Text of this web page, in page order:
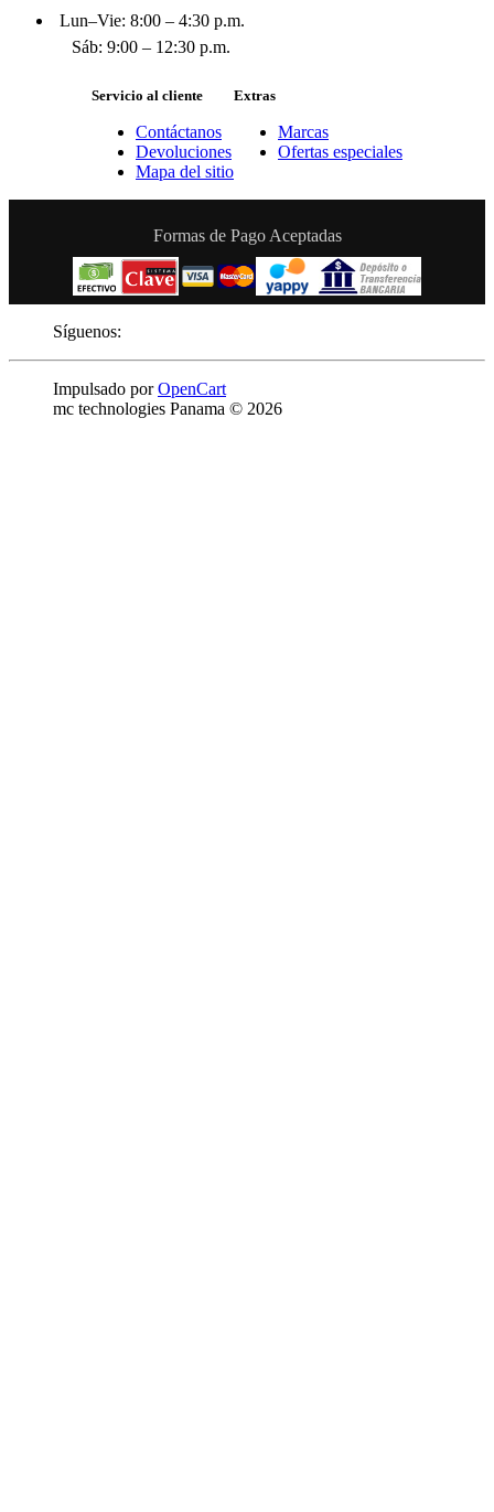
Lun–Vie: 8:00 – 4:30 p.m.
Sáb: 9:00 – 12:30 p.m.
Servicio al cliente
Contáctanos
Devoluciones
Mapa del sitio
Extras
Marcas
Ofertas especiales
Formas de Pago Aceptadas
Síguenos:
Impulsado porOpenCart
mc technologies Panama © 2026